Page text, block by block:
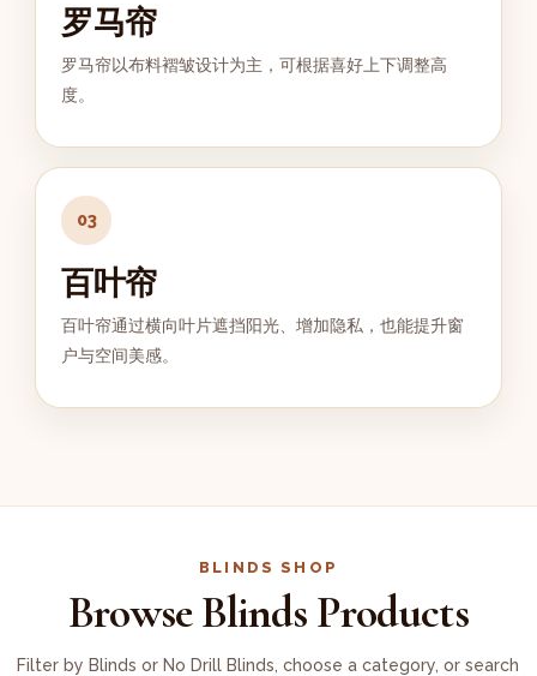
罗马帘
罗马帘以布料褶皱设计为主，可根据喜好上下调整高
度。
03
百叶帘
百叶帘通过横向叶片遮挡阳光、增加隐私，也能提升窗
户与空间美感。
BLINDS SHOP
Browse Blinds Products
Filter by Blinds or No Drill Blinds, choose a category, or search